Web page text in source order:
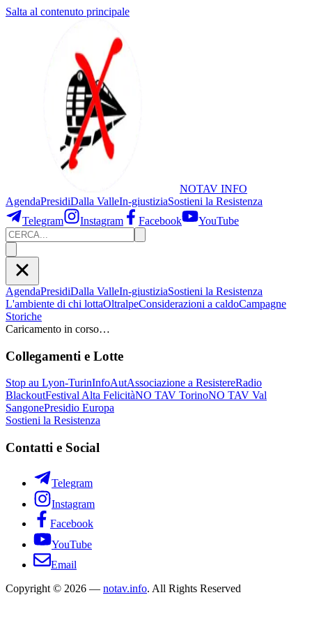
Salta al contenuto principale
NOTAV INFO
AgendaPresidiDalla ValleIn-giustiziaSostieni la Resistenza
Telegram
Instagram Facebook YouTube
AgendaPresidiDalla ValleIn-giustiziaSostieni la Resistenza
L'ambiente di chi lottaOltralpeConsiderazioni a caldoCampagne
Storiche
Caricamento in corso…
Collegamenti e Lotte
Stop au Lyon-TurinInfoAutAssociazione a ResistereRadio
BlackoutFestival Alta FelicitàNO TAV TorinoNO TAV Val
SangonePresidio Europa
Sostieni la Resistenza
Contatti e Social
Telegram
Instagram
Facebook
YouTube
Email
Copyright © 2026 — notav.info. All Rights Reserved